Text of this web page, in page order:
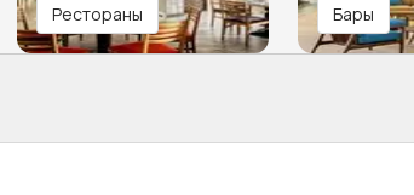
Рестораны Бары